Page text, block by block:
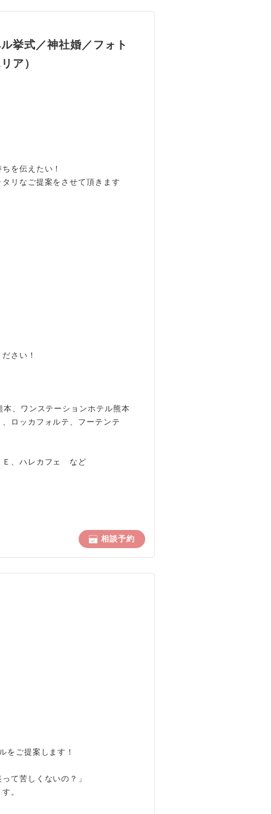
挙式／神社婚／フォト
ア）
を伝えたい！
リなご提案をさせて頂きます
さい！
、ワンステーションホテル熊本
ロッカフォルテ、フーテンテ
Ｅ、ハレカフェ など
相談予約
をご提案します！
て苦しくないの？」
。